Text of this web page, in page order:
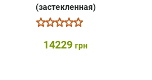
(застекленная)
14229 грн